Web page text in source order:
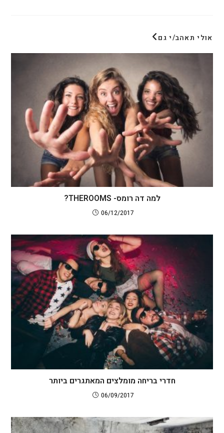
אולי תאהב/י גם
למה דה רומס- THEROOMS?
06/12/2017
חדרי בריחה מומלצים המאתגרים ביותר
06/09/2017